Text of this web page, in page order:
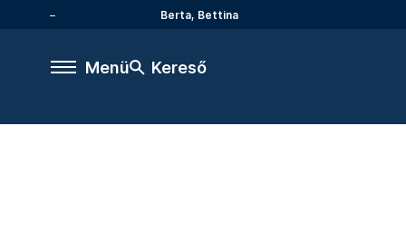
Berta, Bettina
Menü Kereső